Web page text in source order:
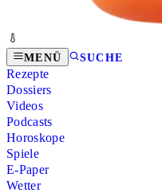
MENÜ SUCHE
Rezepte
Dossiers
Videos
Podcasts
Horoskope
Spiele
E-Paper
Wetter